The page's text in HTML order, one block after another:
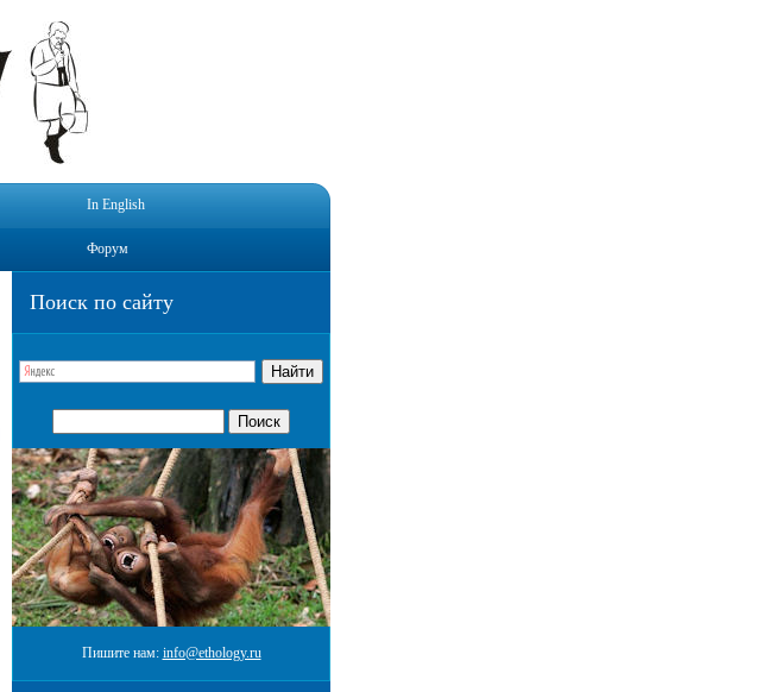
In English
Форум
Поиск по сайту
Пишите нам: info@ethology.ru